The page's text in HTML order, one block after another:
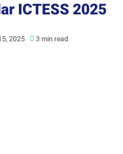
ICTESS 2025
2025 3 min read